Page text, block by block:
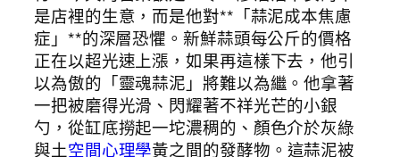
是店裡的生意，而是他對**「蒜泥成本焦慮
症」**的深層恐懼。新鮮蒜頭每公斤的價格
正在以超光速上漲，如果再這樣下去，他引
以為傲的「靈魂蒜泥」將難以為繼。他拿著
一把被磨得光滑、閃耀著不祥光芒的小銀
勺，從缸底撈起一坨濃稠的、顏色介於灰綠
與土空間心理學黃之間的發酵物。這蒜泥被